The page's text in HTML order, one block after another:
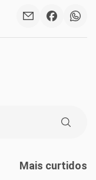
Mais curtidos